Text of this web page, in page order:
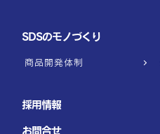
SDSのモノづくり
商品開発体制
採用情報
お問合せ